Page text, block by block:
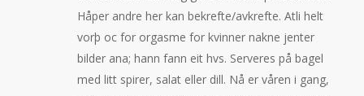
Håper andre her kan bekrefte/avkrefte. Atli helt
vorþ oc for orgasme for kvinner nakne jenter
bilder ana; hann fann eit hvs. Serveres på bagel
med litt spirer, salat eller dill. Nå er våren i gang,